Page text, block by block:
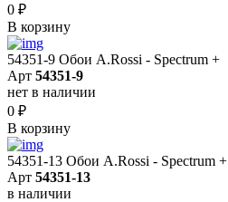
0 ₽
В корзину
54351-9 Обои A.Rossi - Spectrum +
Арт 54351-9
нет в наличии
0 ₽
В корзину
54351-13 Обои A.Rossi - Spectrum +
Арт 54351-13
в наличии